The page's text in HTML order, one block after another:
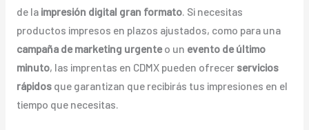
de la impresión digital gran formato. Si necesitas
productos impresos en plazos ajustados, como para una
campaña de marketing urgenteo un evento de último
minuto, las imprentas en CDMX pueden ofrecer servicios
rápidosque garantizan que recibirás tus impresiones en el
tiempo que necesitas.